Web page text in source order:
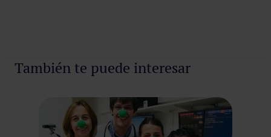
También te puede interesar